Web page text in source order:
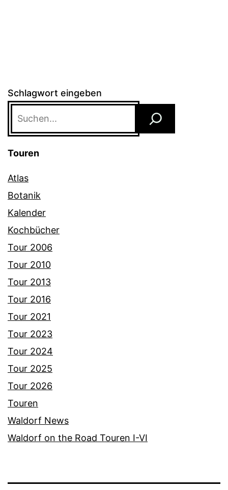
Schlagwort eingeben
Touren
Atlas
Botanik
Kalender
Kochbücher
Tour 2006
Tour 2010
Tour 2013
Tour 2016
Tour 2021
Tour 2023
Tour 2024
Tour 2025
Tour 2026
Touren
Waldorf News
Waldorf on the Road Touren I-VI